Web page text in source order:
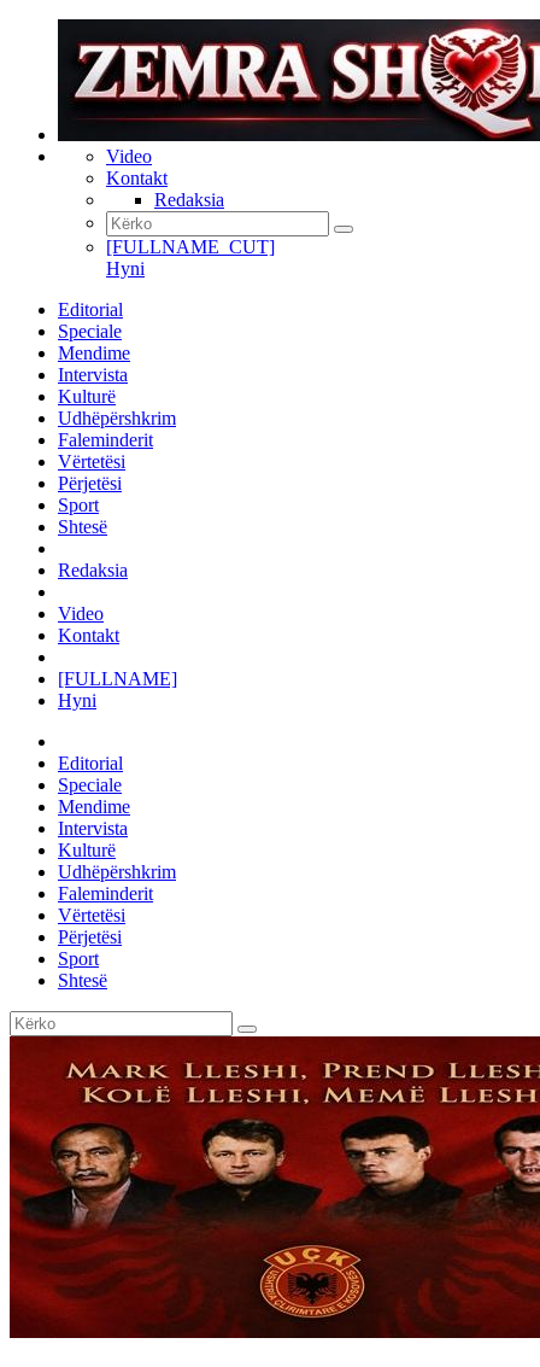
Video
Kontakt
Redaksia
[FULLNAME_CUT]
Hyni
Editorial
Speciale
Mendime
Intervista
Kulturë
Udhëpërshkrim
Faleminderit
Vërtetësi
Përjetësi
Sport
Shtesë
Redaksia
Video
Kontakt
[FULLNAME]
Hyni
Editorial
Speciale
Mendime
Intervista
Kulturë
Udhëpërshkrim
Faleminderit
Vërtetësi
Përjetësi
Sport
Shtesë